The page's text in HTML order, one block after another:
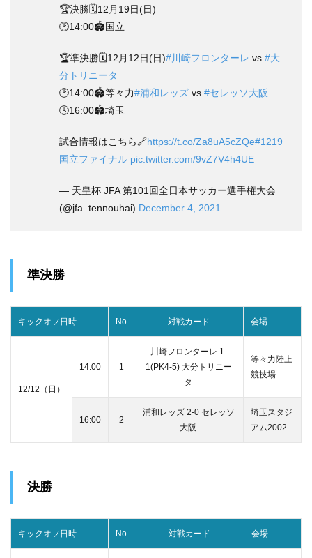
🏆決勝🗓️12月19日(日)
🕑14:00🏟国立
🏆準決勝🗓️12月12日(日)#川崎フロンターレ vs #大
分トリニータ
🕑14:00🏟️等々力#浦和レッズ vs #セレッソ大阪
🕓16:00🏟️埼玉
試合情報はこちら🔗https://t.co/Za8uA5cZQe#1219
国立ファイナル pic.twitter.com/9vZ7V4h4UE
— 天皇杯 JFA 第101回全日本サッカー選手権大会
(@jfa_tennouhai) December 4, 2021
準決勝
キックオフ日時 No 対戦カード 会場
12/12（日）
14:00 1
川崎フロンターレ 1-
1(PK4-5) 大分トリニー
タ
等々力陸上
競技場
16:00 2
浦和レッズ 2-0 セレッソ
大阪
埼玉スタジ
アム2002
決勝
キックオフ日時 No 対戦カード 会場